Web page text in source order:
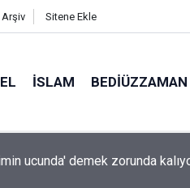
Arşiv Sitene Ekle
İSLAM BEDIÜZZAMAN
ucunda' demek zorunda